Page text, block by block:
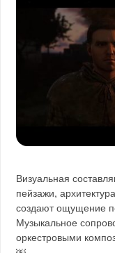
Визуальная
пейзажи,
создают ощущение
Музыкальное
оркестровыми